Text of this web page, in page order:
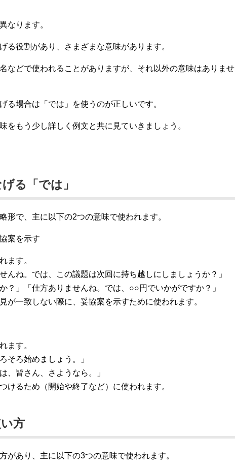
なります。
る役割があり、さまざまな意味があります。
などで使われることがありますが、それ以外の意味はありませ
る場合は「では」を使うのが正しいです。
をもう少し詳しく例文と共に見ていきましょう。
る「では」
形で、主に以下の2つの意味で使われます。
案を示す
ます。
んね。では、この議題は次回に持ち越しにしましょうか？」
？」「仕方ありませんね。では、○○円でいかがですか？」
が一致しない際に、妥協案を示すために使われます。
ます。
そろ始めましょう。」
、皆さん、さようなら。」
けるため（開始や終了など）に使われます。
方
があり、主に以下の3つの意味で使われます。